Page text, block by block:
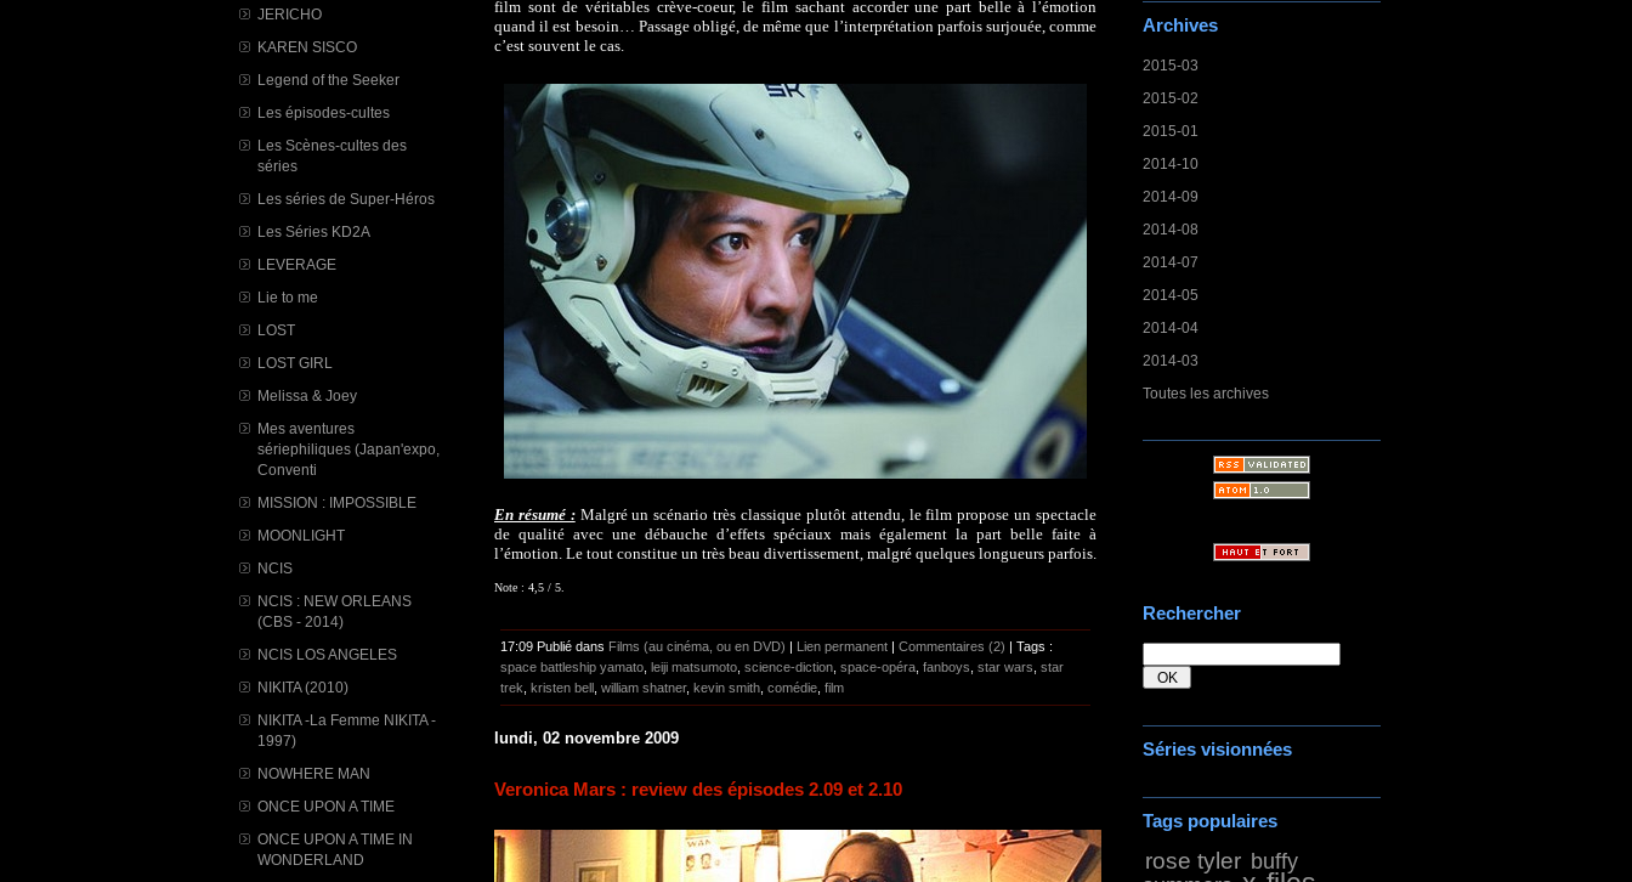
JERICHO
KAREN SISCO
Legend of the Seeker
Les épisodes-cultes
Les Scènes-cultes des
séries
Les séries de Super-Héros
Les Séries KD2A
LEVERAGE
Lie to me
LOST
LOST GIRL
Melissa & Joey
Mes aventures
sériephiliques (Japan'expo,
Conventi
MISSION : IMPOSSIBLE
MOONLIGHT
NCIS
NCIS : NEW ORLEANS
(CBS - 2014)
NCIS LOS ANGELES
NIKITA (2010)
NIKITA -La Femme NIKITA -
1997)
NOWHERE MAN
ONCE UPON A TIME
ONCE UPON A TIME IN
WONDERLAND
Archives
2015-03
2015-02
2015-01
2014-10
2014-09
2014-08
2014-07
2014-05
2014-04
2014-03
Toutes les archives
Rechercher
Séries visionnées
Tags populaires
rose tyler buffy
film sont de véritables crève-coeur, le film sachant accorder une part belle à l’émotion
quand il est besoin… Passage obligé, de même que l’interprétation parfois surjouée, comme
c’est souvent le cas.
En résumé :Malgré un scénario très classique plutôt attendu, le film propose un spectacle
de qualité avec une débauche d’effets spéciaux mais également la part belle faite à
l’émotion. Le tout constitue un très beau divertissement, malgré quelques longueurs parfois.
Note : 4,5 / 5.
17:09 Publié dans Films (au cinéma, ou en DVD) | Lien permanent | Commentaires (2) | Tags :
space battleship yamato leiji matsumoto science-diction space-opéra fanboys star wars star
trek kristen bell william shatner, kevin smith comédie film
lundi, 02 novembre 2009
Veronica Mars : review des épisodes 2.09 et 2.10